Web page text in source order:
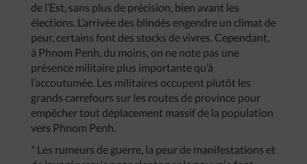
de l’Est, sans plus de précision, bien avant les
élections. L’arrivée des blindés engendre un climat de
peur, certains font des stocks de vivres. Cependant,
à Phnom Penh, du moins, on ne note pas une
présence militaire plus importante qu’à
l’accoutumée. Les militaires occupent plutôt les
grands carrefours sur les routes de province pour
empêcher tout déplacement massif de la population
vers Phnom Penh.
* Les rumeurs de guerre, la peur de manifestations et